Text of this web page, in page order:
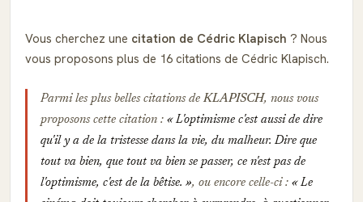
Vous cherchez une citation de Cédric Klapisch ? Nous
vous proposons plus de 16 citations de Cédric Klapisch.
Parmi les plus belles citations de KLAPISCH, nous vous
proposons cette citation :
L'optimisme c'est aussi de dire
qu'il y a de la tristesse dans la vie, du malheur. Dire que
tout va bien, que tout va bien se passer, ce n'est pas de
l'optimisme, c'est de la bêtise.
, ou encore celle-ci :
Le